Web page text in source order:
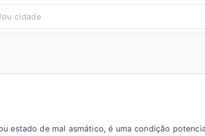
estado de mal asmático, é uma condição